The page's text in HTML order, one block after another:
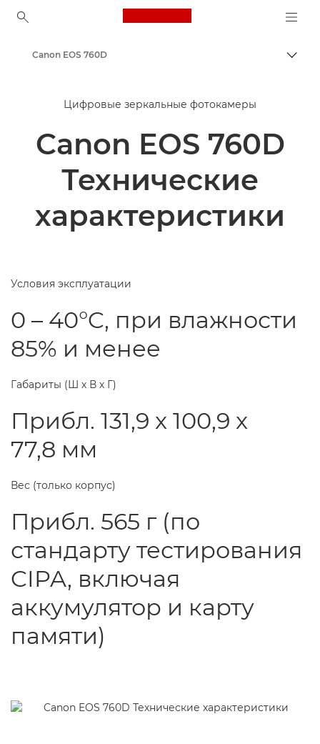
Canon Logo, back to
Canon EOS 760D
Цифровые зеркальные фотокамеры
Canon EOS 760D
Технические
характеристики
Условия эксплуатации
0 – 40°C, при влажности
85% и менее
Габариты (Ш х В х Г)
Прибл. 131,9 x 100,9 x
77,8 мм
Вес (только корпус)
Прибл. 565 г (по
стандарту тестирования
CIPA, включая
аккумулятор и карту
памяти)